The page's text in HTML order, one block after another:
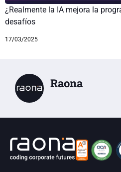
¿Realmente la IA mejora la
desafíos
17/03/2025
Raona